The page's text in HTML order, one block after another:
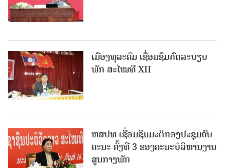
ເມືອງທຸລະຄົມ ເຊື່ອມຊຶມກົດລະບຽບ
ພັກ ສະໄໝທີ XII
ຫສປທ ເຊື່ອມຊຶມມະຕິກອງປະຊຸມຄົບ
ຄະນະ ຄັ້ງທີ 3 ຂອງຄະນະບໍລິຫານງານ
ສູນກາງພັກ